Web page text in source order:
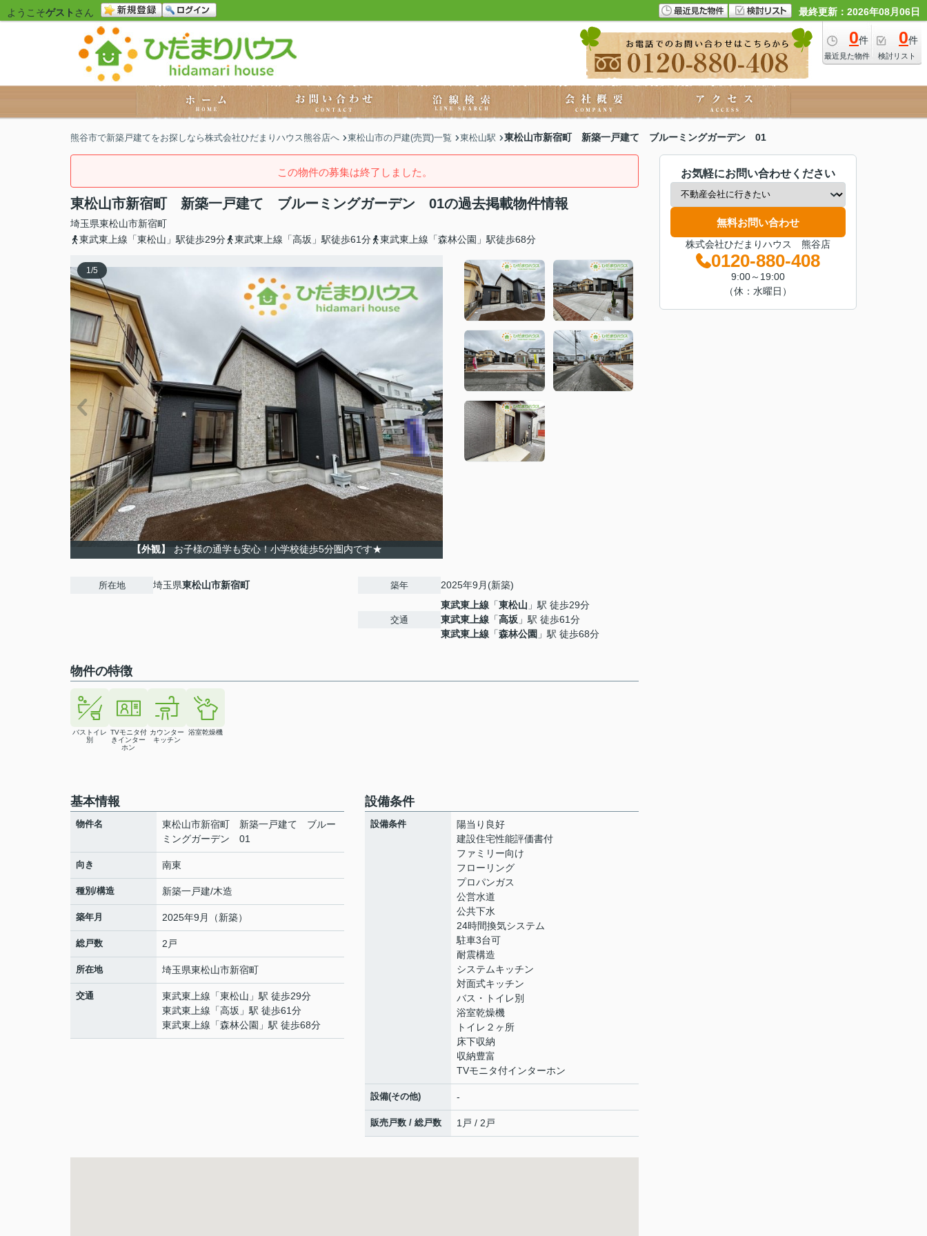
ようこそゲスト さん 最終更新：2026年08月06日
0件
最近見た物件
0件
検討リスト
熊谷市で新築戸建てをお探しなら株式会社ひだまりハウス熊谷店へ 東松山市の戸建(売買)一覧 東松山駅 東松山市新宿町 新築一戸建て ブルーミングガーデン 01
この物件の募集は終了しました。
東松山市新宿町 新築一戸建て ブルーミングガーデン 01の過去掲載物件情報
埼玉県東松山市新宿町
東武東上線「東松山」駅徒歩29分
東武東上線「高坂」駅徒歩61分 東武東上線「森林公園」駅徒歩68分
1/5
【外観】 お子様の通学も安心！小学校徒歩5分圏内です★
所在地 埼玉県東松山市新宿町 築年 2025年9月(新築)
交通
東武東上線 「東松山 」駅 徒歩29分
東武東上線 「高坂 」駅 徒歩61分
東武東上線 「森林公園 」駅 徒歩68分
物件の特徴
バストイレ
別
TVモニタ付
きインター
ホン
カウンター
キッチン
浴室乾燥機
基本情報
物件名
東松山市新宿町 新築一戸建て ブルー
ミングガーデン 01
向き 南東
種別/構造 新築一戸建/木造
築年月 2025年9月（新築）
総戸数 2戸
所在地 埼玉県東松山市新宿町
交通 東武東上線 「東松山 」駅 徒歩29分
東武東上線 「高坂 」駅 徒歩61分
東武東上線 「森林公園 」駅 徒歩68分
設備条件
設備条件
陽当り良好
建設住宅性能評価書付
ファミリー向け
フローリング
プロパンガス
公営水道
公共下水
24時間換気システム
駐車3台可
耐震構造
システムキッチン
対面式キッチン
バス・トイレ別
浴室乾燥機
トイレ２ヶ所
床下収納
収納豊富
TVモニタ付インターホン
設備(その他) -
販売戸数 / 総戸数 1戸 / 2戸
お気軽にお問い合わせください
無料お問い合わせ
株式会社ひだまりハウス 熊谷店
0120-880-408
9:00～19:00
（休：水曜日）